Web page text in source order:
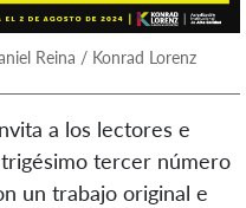
Reina / Konrad Lorenz
a los lectores e
tercer número
un trabajo original e